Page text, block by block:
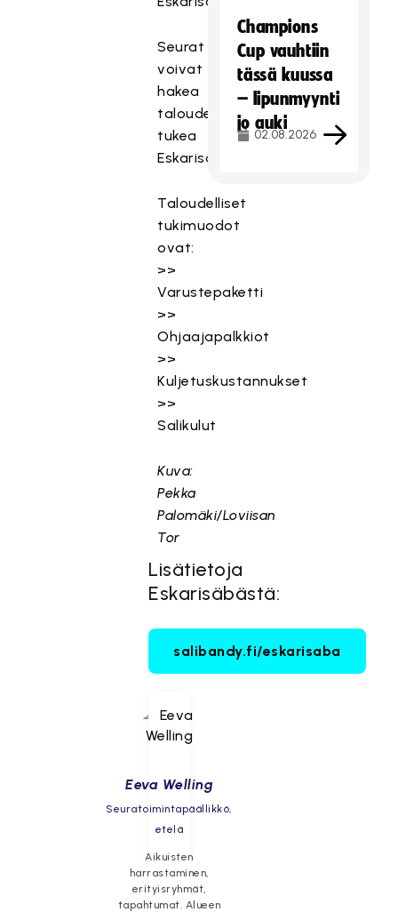
Seurat
voivat
hakea
taloudellista
tukea
Eskarisäbätapahtumaan.
Taloudelliset
tukimuodot
ovat:
>>
Varustepaketti
>>
Ohjaajapalkkiot
>>
Kuljetuskustannukset
>>
Salikulut
Kuva:
Pekka
Palomäki/Loviisan
Tor
Lisätietoja
Eskarisäbästä:
salibandy.fi/eskarisaba
Eeva Welling
Seuratoimintapäällikkö,
etelä
Aikuisten
harrastaminen,
erityisryhmät,
tapahtumat. Alueen
Champions
Cup vauhtiin
tässä kuussa
– lipunmyynti
jo auki
02.08.2026